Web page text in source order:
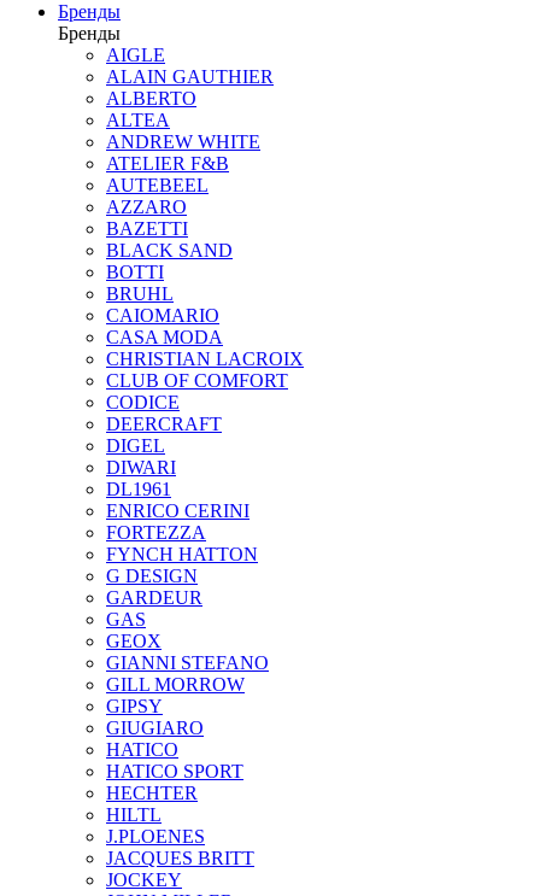
Бренды
Бренды
AIGLE
ALAIN GAUTHIER
ALBERTO
ALTEA
ANDREW WHITE
ATELIER F&B
AUTEBEEL
AZZARO
BAZETTI
BLACK SAND
BOTTI
BRUHL
CAIOMARIO
CASA MODA
CHRISTIAN LACROIX
CLUB OF COMFORT
CODICE
DEERCRAFT
DIGEL
DIWARI
DL1961
ENRICO CERINI
FORTEZZA
FYNCH HATTON
G DESIGN
GARDEUR
GAS
GEOX
GIANNI STEFANO
GILL MORROW
GIPSY
GIUGIARO
HATICO
HATICO SPORT
HECHTER
HILTL
J.PLOENES
JAСQUES BRITT
JOCKEY